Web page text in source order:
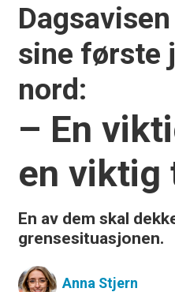
sine første
nord:
– En
en viktig
En av dem skal
grensesituasjonen.
Anna Stjern